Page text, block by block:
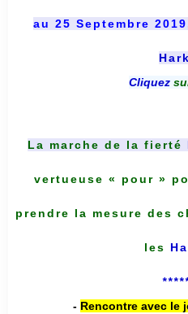
au 25 Septembre 2019
Cliquez
La marche de la fierté
vertueuse « pour »
prendre la mesure des
les
- Rencontre avec le